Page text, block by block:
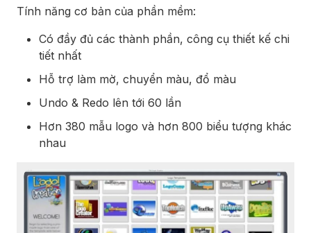
Tính năng cơ bản của phần mềm:
Có đầy đủ các thành phần, công cụ thiết kế chi
tiết nhất
Hỗ trợ làm mờ, chuyển màu, đổ màu
Undo & Redo lên tới 60 lần
Hơn 380 mẫu logo và hơn 800 biểu tượng khác
nhau